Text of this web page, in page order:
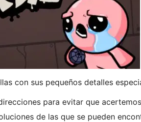
con sus pequeños detalles
para evitar que
de las que se pueden